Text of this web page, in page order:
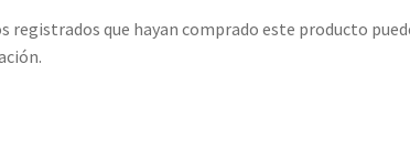
registrados que hayan comprado este producto